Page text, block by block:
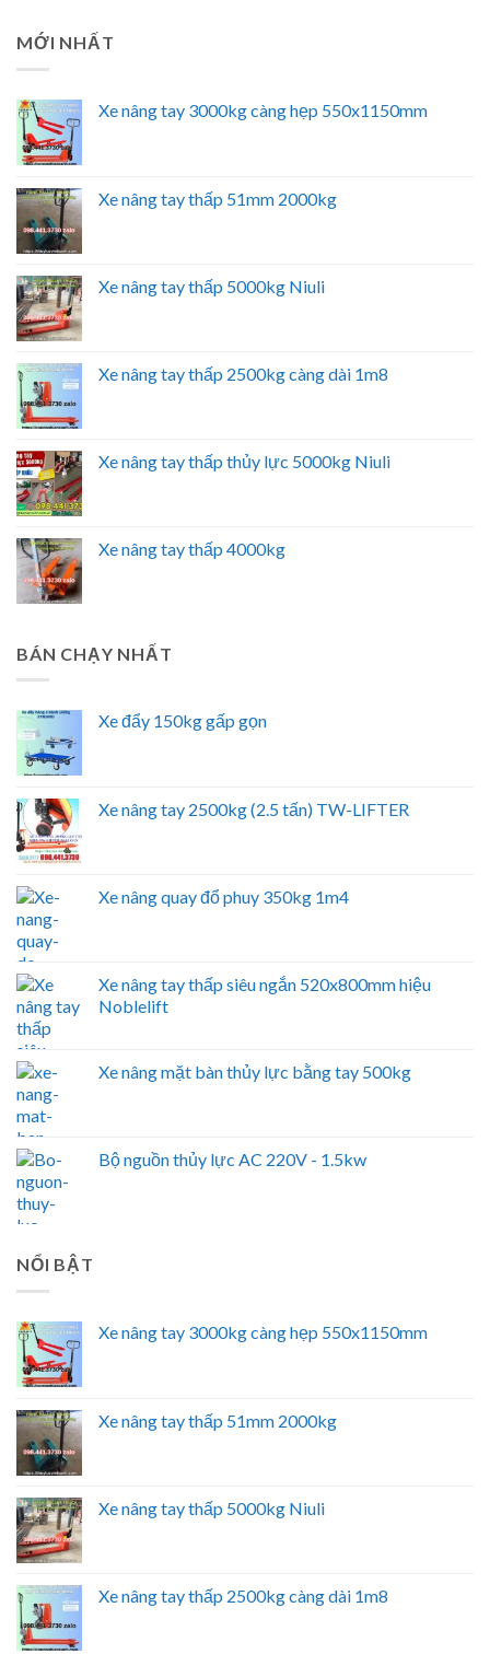
MỚI NHẤT
Xe nâng tay 3000kg càng hẹp 550x1150mm
Xe nâng tay thấp 51mm 2000kg
Xe nâng tay thấp 5000kg Niuli
Xe nâng tay thấp 2500kg càng dài 1m8
Xe nâng tay thấp thủy lực 5000kg Niuli
Xe nâng tay thấp 4000kg
BÁN CHẠY NHẤT
Xe đẩy 150kg gấp gọn
Xe nâng tay 2500kg (2.5 tấn) TW-LIFTER
Xe nâng quay đổ phuy 350kg 1m4
Xe nâng tay thấp siêu ngắn 520x800mm hiệu
Noblelift
Xe nâng mặt bàn thủy lực bằng tay 500kg
Bộ nguồn thủy lực AC 220V - 1.5kw
NỔI BẬT
Xe nâng tay 3000kg càng hẹp 550x1150mm
Xe nâng tay thấp 51mm 2000kg
Xe nâng tay thấp 5000kg Niuli
Xe nâng tay thấp 2500kg càng dài 1m8